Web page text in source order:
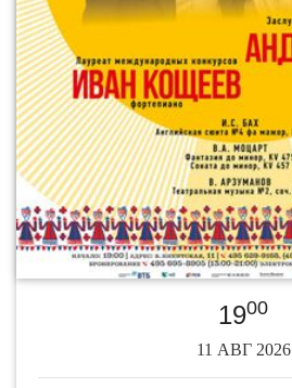
1900
11 АВГ 2026